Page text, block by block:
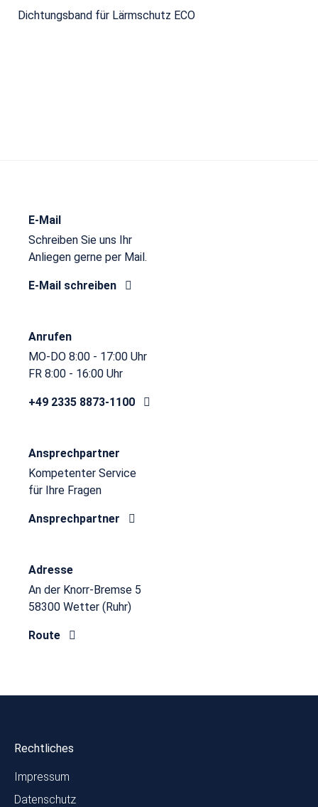
Dichtungsband für Lärmschutz ECO
E-Mail
Schreiben Sie uns Ihr
Anliegen gerne per Mail.
E-Mail schreiben
Anrufen
MO-DO 8:00 - 17:00 Uhr
FR 8:00 - 16:00 Uhr
+49 2335 8873-1100
Ansprechpartner
Kompetenter Service
für Ihre Fragen
Ansprechpartner
Adresse
An der Knorr-Bremse 5
58300 Wetter (Ruhr)
Route
Rechtliches
Impressum
Datenschutz